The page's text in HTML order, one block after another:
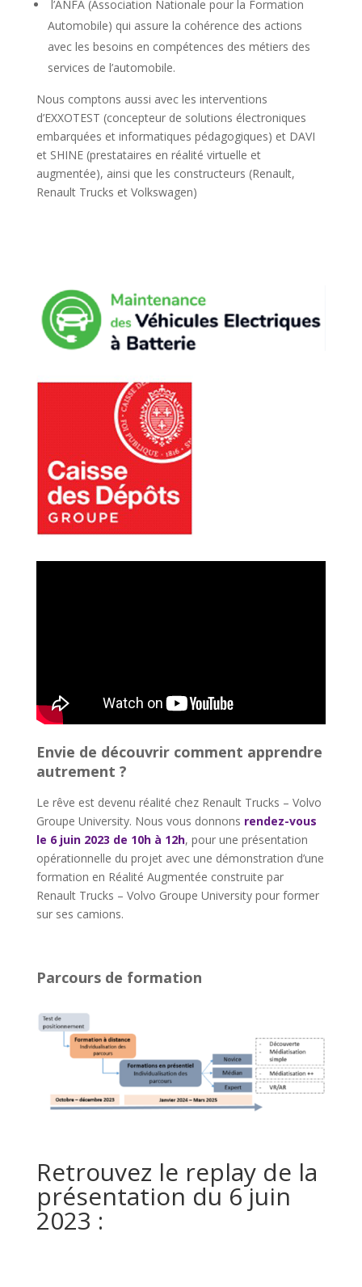
l’ANFA (Association Nationale pour la Formation
Automobile) qui assure la cohérence des actions
avec les besoins en compétences des métiers des
services de l’automobile.
Nous comptons aussi avec les interventions
d’EXXOTEST (concepteur de solutions électroniques
embarquées et informatiques pédagogiques) et DAVI
et SHINE (prestataires en réalité virtuelle et
augmentée), ainsi que les constructeurs (Renault,
Renault Trucks et Volkswagen)
Envie de découvrir comment apprendre
autrement ?
Le rêve est devenu réalité chez Renault Trucks – Volvo
Groupe University. Nous vous donnons rendez-vous
le 6 juin 2023 de 10h à 12h, pour une présentation
opérationnelle du projet avec une démonstration d’une
formation en Réalité Augmentée construite par
Renault Trucks – Volvo Groupe University pour former
sur ses camions.
Parcours de formation
Retrouvez le replay de la
présentation du 6 juin
2023 :